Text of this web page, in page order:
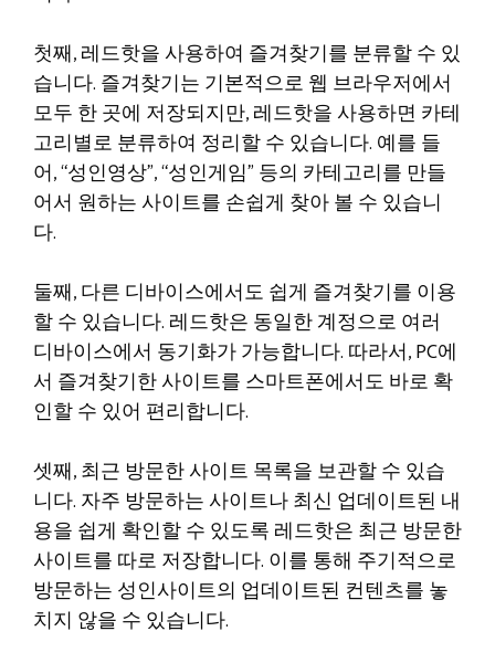
첫째, 레드핫을 사용하여 즐겨찾기를 분류할 수 있
습니다. 즐겨찾기는 기본적으로 웹 브라우저에서
모두 한 곳에 저장되지만, 레드핫을 사용하면 카테
고리별로 분류하여 정리할 수 있습니다. 예를 들
어, “성인영상”, “성인게임” 등의 카테고리를 만들
어서 원하는 사이트를 손쉽게 찾아 볼 수 있습니
다.
둘째, 다른 디바이스에서도 쉽게 즐겨찾기를 이용
할 수 있습니다. 레드핫은 동일한 계정으로 여러
디바이스에서 동기화가 가능합니다. 따라서, PC에
서 즐겨찾기한 사이트를 스마트폰에서도 바로 확
인할 수 있어 편리합니다.
셋째, 최근 방문한 사이트 목록을 보관할 수 있습
니다. 자주 방문하는 사이트나 최신 업데이트된 내
용을 쉽게 확인할 수 있도록 레드핫은 최근 방문한
사이트를 따로 저장합니다. 이를 통해 주기적으로
방문하는 성인사이트의 업데이트된 컨텐츠를 놓
치지 않을 수 있습니다.